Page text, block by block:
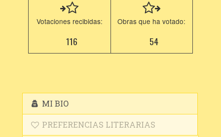
Votaciones recibidas:
116
Obras que ha votado:
54
MI BIO
PREFERENCIAS LITERARIAS